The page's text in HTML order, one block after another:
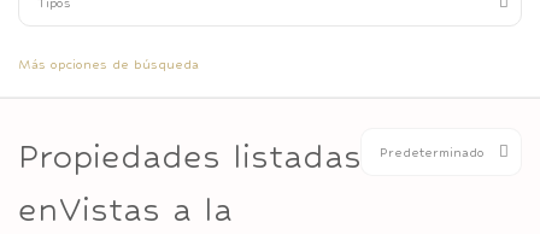
Más opciones de búsqueda
Predeterminado
Propiedades listadas
enVistas a la